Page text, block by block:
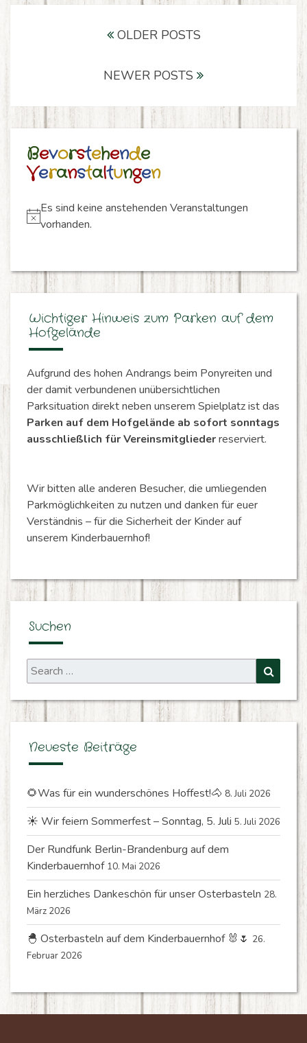
OLDER POSTS
NEWER POSTS
Bevorstehende
Veranstaltungen
Hinweis
Es sind keine anstehenden Veranstaltungen
vorhanden.
Wichtiger Hinweis zum Parken auf dem
Hofgelände
Aufgrund des hohen Andrangs beim Ponyreiten und
der damit verbundenen unübersichtlichen
Parksituation direkt neben unserem Spielplatz ist das
Parken auf dem Hofgelände ab sofort sonntags
ausschließlich für Vereinsmitgliederreserviert.
Wir bitten alle anderen Besucher, die umliegenden
Parkmöglichkeiten zu nutzen und danken für euer
Verständnis – für die Sicherheit der Kinder auf
unserem Kinderbauernhof!
Suchen
Search
for:
Neueste Beiträge
🌻Was für ein wunderschönes Hoffest!🐴 8. Juli 2026
☀️ Wir feiern Sommerfest – Sonntag, 5. Juli 5. Juli 2026
Der Rundfunk Berlin-Brandenburg auf dem
Kinderbauernhof 10. Mai 2026
Ein herzliches Dankeschön für unser Osterbasteln 28.
März 2026
🐣 Osterbasteln auf dem Kinderbauernhof 🐰🌷 26.
Februar 2026